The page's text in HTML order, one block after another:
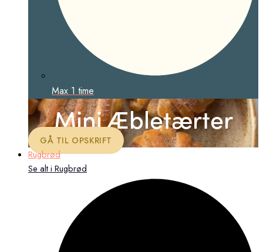
Max 1 time
Mini Æbletærter
GÅ TIL OPSKRIFT
Rugbrød
Se alt i Rugbrød